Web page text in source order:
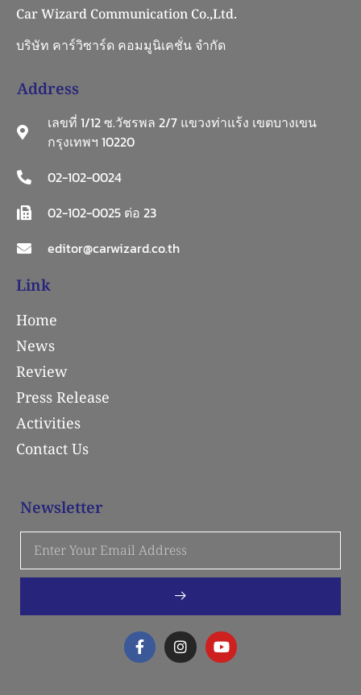
Car Wizard Communication Co.,Ltd.
บริษัท คาร์วิซาร์ด คอมมูนิเคชั่น จำกัด
Address
เลขที่ 1/12 ซ.วัชรพล 2/7 แขวงท่าแร้ง เขตบางเขน
กรุงเทพฯ 10220
02-102-0024
02-102-0025 ต่อ 23
editor@carwizard.co.th
Link
Home
News
Review
Press Release
Activities
Contact Us
Newsletter